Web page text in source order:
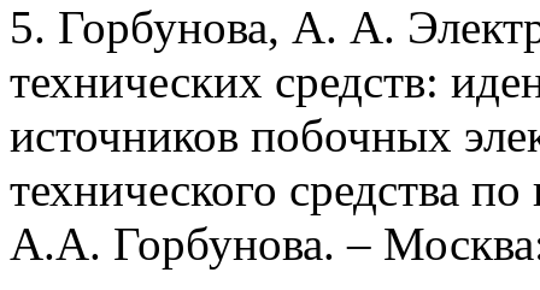
5. Горбунова, А. А.
технических средств:
источников побочных
технического средства
А.А. Горбунова. –